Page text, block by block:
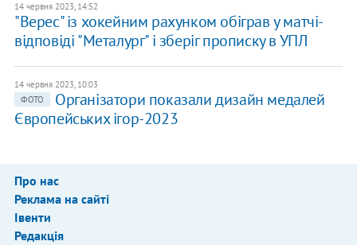
14 червня 2023, 14:52
"Верес" із хокейним рахунком обіграв у матчі-
відповіді "Металург" і зберіг прописку в УПЛ
14 червня 2023, 10:03
ФОТО
Організатори показали дизайн медалей
Європейських ігор-2023
Про нас
Реклама на сайті
Івенти
Редакція